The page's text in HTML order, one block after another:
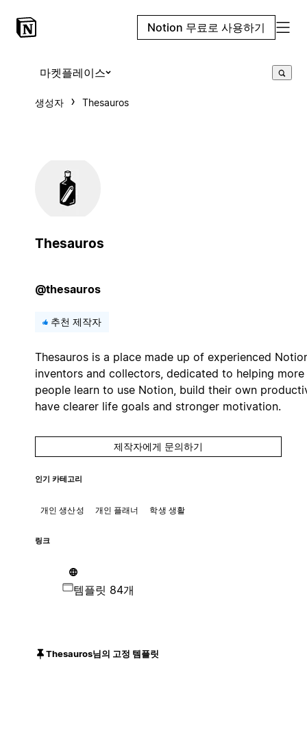
Notion 무료로 사용하기
마켓플레이스
생성자 Thesauros
Thesauros
@thesauros
추천 제작자
Thesauros is a place made up of experienced
inventors and collectors, dedicated to helping more
people learn to use Notion, build their own
have clearer life goals and stronger motivation.
제작자에게 문의하기
인기 카테고리
개인 생산성 개인 플래너 학생 생활
링크
템플릿 84개
Thesauros님의 고정 템플릿